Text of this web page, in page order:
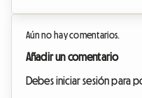
Aún no hay comentarios.
Añadir un comentario
Debes iniciar sesión para